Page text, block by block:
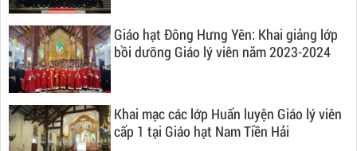
Giáo hạt Đông Hưng Yên: Khai giảng lớp
bồi dưỡng Giáo lý viên năm 2023-2024
Khai mạc các lớp Huấn luyện Giáo lý viên
cấp 1 tại Giáo hạt Nam Tiền Hải